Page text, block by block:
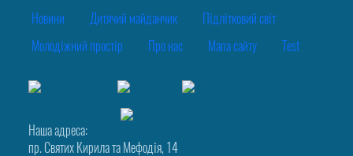
Новини Дитячий майданчик Підлітковий світ
Молодіжний простір Про нас Мапа сайту Test
Наша адреса:
пр. Святих Кирила та Мефодія, 14